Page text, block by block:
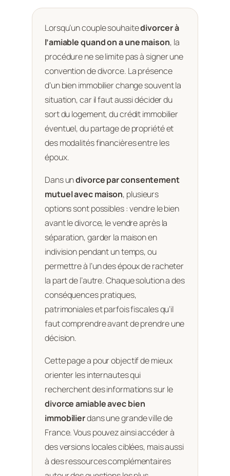
Lorsqu’un couple souhaitedivorcer à
l’amiable quand on a une maison, la
procédure ne se limite pas à signer une
convention de divorce. La présence
d’un bien immobilier change souvent la
situation, car il faut aussi décider du
sort du logement, du crédit immobilier
éventuel, du partage de propriété et
des modalités financières entre les
époux.
Dans undivorce par consentement
mutuel avec maison, plusieurs
options sont possibles : vendre le bien
avant le divorce, le vendre après la
séparation, garder la maison en
indivision pendant un temps, ou
permettre à l’un des époux de racheter
la part de l’autre. Chaque solution a des
conséquences pratiques,
patrimoniales et parfois fiscales qu’il
faut comprendre avant de prendre une
décision.
Cette page a pour objectif de mieux
orienter les internautes qui
recherchent des informations sur le
divorce amiable avec bien
immobilierdans une grande ville de
France. Vous pouvez ainsi accéder à
des versions locales ciblées, mais aussi
à des ressources complémentaires